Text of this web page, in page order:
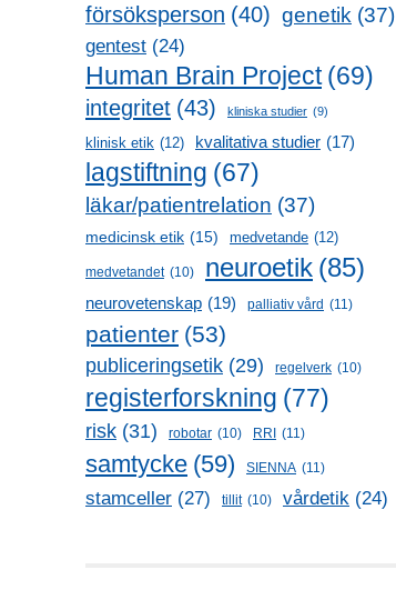
försöksperson (40) genetik (37)
gentest (24)
Human Brain Project (69)
integritet (43) kliniska studier (9)
klinisk etik (12) kvalitativa studier (17)
lagstiftning (67)
läkar/patientrelation (37)
medicinsk etik (15) medvetande (12)
medvetandet (10) neuroetik (85)
neurovetenskap (19) palliativ vård (11)
patienter (53)
publiceringsetik (29) regelverk (10)
registerforskning (77)
risk (31) robotar (10) RRI (11)
samtycke (59) SIENNA (11)
stamceller (27) tillit (10) vårdetik (24)